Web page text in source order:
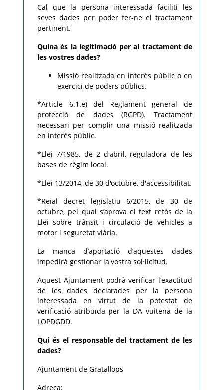
Cal que la persona interessada faciliti les
seves dades per poder fer-ne el tractament
pertinent.
Quina és la legitimació per al tractament de
les vostres dades?
Missió realitzada en interès públic o en
exercici de poders públics.
*Article 6.1.e) del Reglament general de
protecció de dades (RGPD). Tractament
necessari per complir una missió realitzada
en interès públic.
*Llei 7/1985, de 2 d'abril, reguladora de les
bases de règim local.
*Llei 13/2014, de 30 d'octubre, d'accessibilitat.
*Reial decret legislatiu 6/2015, de 30 de
octubre, pel qual s’aprova el text refós de la
Llei sobre trànsit i circulació de vehicles a
motor i seguretat viària.
La manca d’aportació d’aquestes dades
impedirà gestionar la vostra sol·licitud.
Aquest Ajuntament podrà verificar l’exactitud
de les dades declarades per la persona
interessada en virtut de la potestat de
verificació atribuïda per la DA vuitena de la
LOPDGDD.
Qui és el responsable del tractament de les
dades?
Ajuntament de Gratallops
Adreça: